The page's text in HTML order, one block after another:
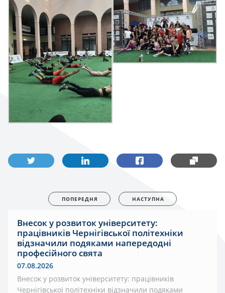
ПОПЕРЕДНЯ НАСТУПНА
Внесок у розвиток університету:
працівників Чернігівської політехніки
відзначили подяками напередодні
професійного свята
07.08.2026
Внесок у розвиток університету: працівників
Чернігівської політехніки відзначили подяками